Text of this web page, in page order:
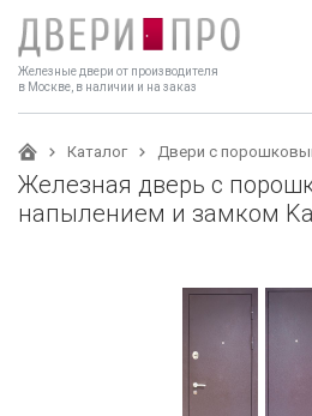
Железные двери от производителя
в Москве, в наличии и на заказ
Каталог Двери с
Железная дверь с
напылением и замком